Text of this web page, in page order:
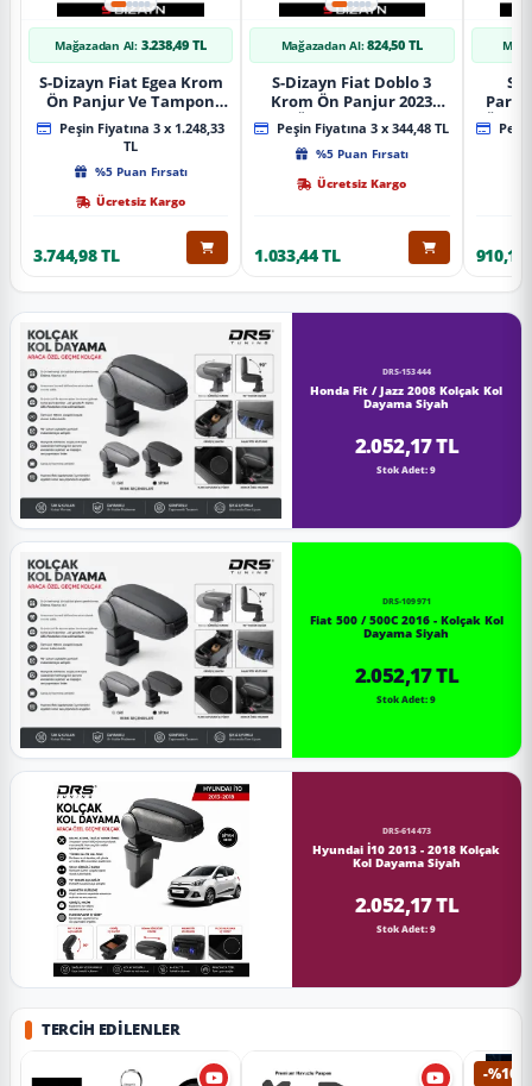
Mağazadan Al: 3.238,49 TL
S-Dizayn Fiat Egea Krom
Ön Panjur Ve Tampon
Çıta Seti Diamond Model
22 Prç. 2020 Üzeri (Parlak
Peşin Fiyatına 3 x 1.248,33
TL
%5 Puan Fırsatı
Ücretsiz Kargo
3.744,98 TL
Mağazadan Al: 824,50 TL
S-Dizayn Fiat Doblo 3
Krom Ön Panjur 2023
Üzeri A+ Kalite
Peşin Fiyatına 3 x 344,48 TL
%5 Puan Fırsatı
Ücretsiz Kargo
1.033,44 TL
S-
Ön
910,16
DRS-153444
Honda Fit / Jazz 2008 Kolçak Kol
Dayama Siyah
2.052,17 TL
Stok Adet: 9
DRS-109971
Fiat 500 / 500C 2016 - Kolçak Kol
Dayama Siyah
2.052,17 TL
Stok Adet: 9
DRS-614473
Hyundai İ10 2013 - 2018 Kolçak
Kol Dayama Siyah
2.052,17 TL
Stok Adet: 9
TERCIH EDILENLER
-%10